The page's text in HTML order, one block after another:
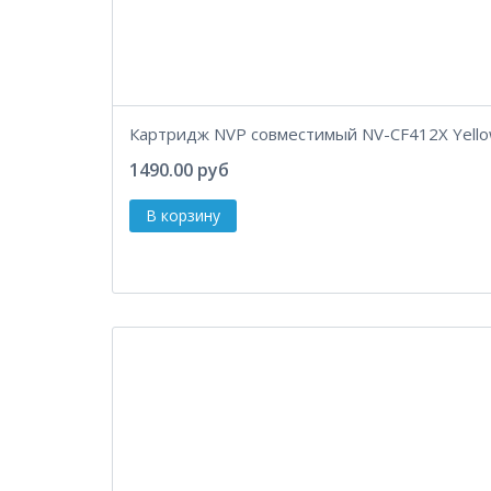
Картридж NVP совместимый NV-CF412X
1490.00 руб